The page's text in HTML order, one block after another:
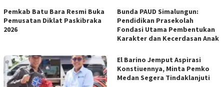
Pemkab Batu Bara Resmi Buka
Pemusatan Diklat Paskibraka
2026
Bunda PAUD Simalungun:
Pendidikan Prasekolah
Fondasi Utama Pembentukan
Karakter dan Kecerdasan Anak
El Barino Jemput Aspirasi
Konstiuennya, Minta Pemko
Medan Segera Tindaklanjuti